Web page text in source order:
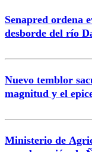
Senapred ordena
desborde del río
Nuevo temblor
magnitud y el
Ministerio de